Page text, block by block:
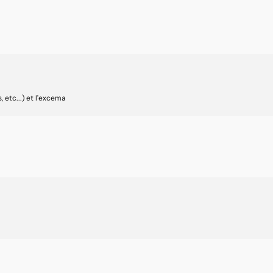
etc...) et l'excema